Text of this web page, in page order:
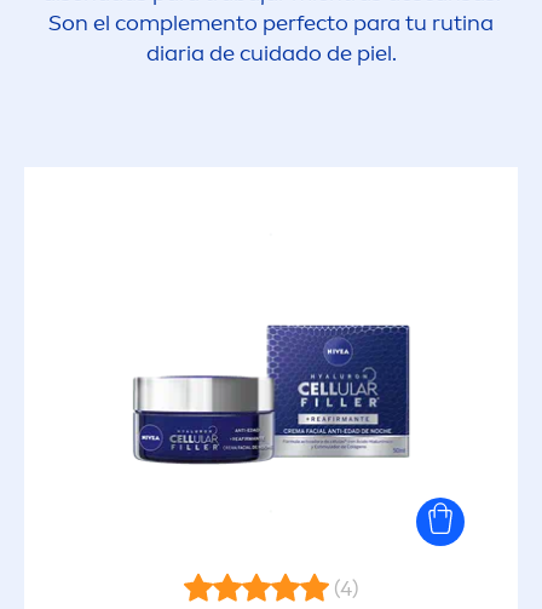
Son el complemento perfecto para tu rutina
diaria de cuidado de piel.
(4)